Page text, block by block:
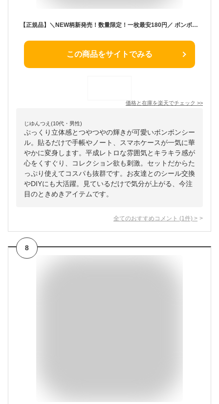
【正規品】＼NEW柄新発売！数量限定！一枚最安180円／ ボンボンシール ドロップシール シール 3Dシール 立体シール セット 3D立体シール ぷっくりシール お尻シール ぷくぷく 平成レトロ おはじきシール かわいい つやつや キラキラ 手帳 DIY 女の子 子供 人気 ギフト
この商品をサイトでみる
価格と在庫を楽天でチェック >>
じゆんつえ(10代・男性)
ぷっくり立体感とつやつやの輝きが可愛いボンボンシー
ル。貼るだけで手帳やノート、スマホケースが一気に華
やかに変身します。平成レトロな雰囲気とキラキラ感が
心をくすぐり、コレクション欲も刺激。セットだからた
っぷり使えてコスパも抜群です。お友達とのシール交換
やDIYにも大活躍。見ているだけで気分が上がる、今注
目のときめきアイテムです。
全てのおすすめコメント (1 件) >
8